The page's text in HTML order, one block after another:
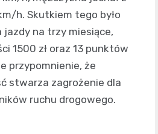
h. Skutkiem tego było
na trzy miesiące,
1500 zł oraz 13 punktów
przypomnienie, że
stwarza zagrożenie dla
ruchu drogowego.